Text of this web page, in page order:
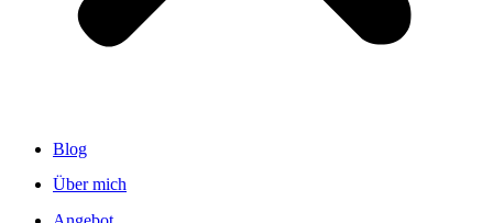
Blog
Über mich